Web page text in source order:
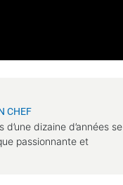
CHEF
dizaine d’années se
passionnante et